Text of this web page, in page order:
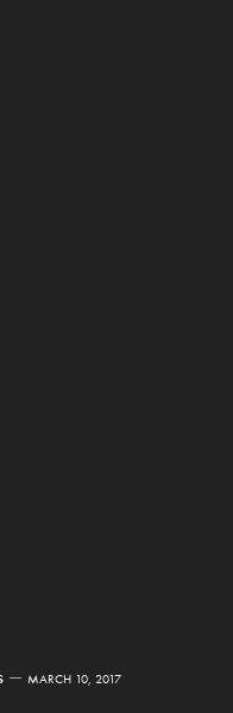
MARCH 10, 2017